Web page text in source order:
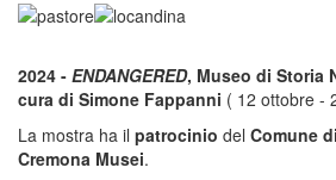
2024 - ENDANGERED, Museo di Storia
cura di Simone Fappanni ( 12 ottobre -
La mostra ha il patrocinio del Comune
Cremona Musei.